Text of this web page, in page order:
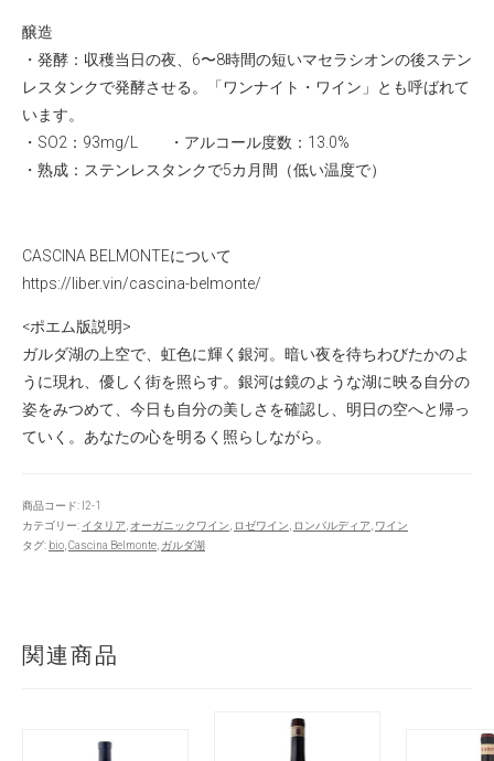
醸造
・発酵：収穫当日の夜、6〜8時間の短いマセラシオンの後ステン
レスタンクで発酵させる。「ワンナイト・ワイン」とも呼ばれて
います。
・SO2：93mg/L ・アルコール度数：13.0%
・熟成：ステンレスタンクで5カ月間（低い温度で）
CASCINA BELMONTEについて
https://liber.vin/cascina-belmonte/
<ポエム版説明>
ガルダ湖の上空で、虹色に輝く銀河。暗い夜を待ちわびたかのよ
うに現れ、優しく街を照らす。銀河は鏡のような湖に映る自分の
姿をみつめて、今日も自分の美しさを確認し、明日の空へと帰っ
ていく。あなたの心を明るく照らしながら。
商品コード: I2-1
カテゴリー: イタリア, オーガニックワイン, ロゼワイン, ロンバルディア, ワイン
タグ: bio,Cascina Belmonte, ガルダ湖
関連商品